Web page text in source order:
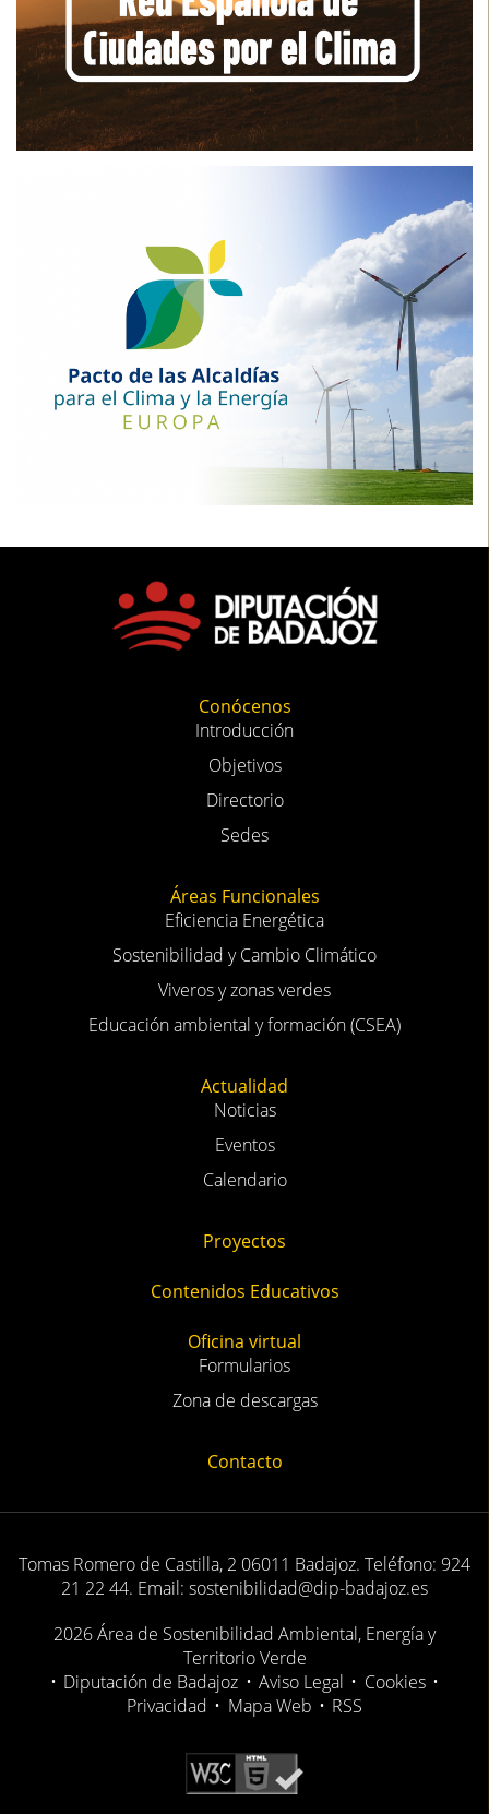
Conócenos
Introducción
Objetivos
Directorio
Sedes
Áreas Funcionales
Eficiencia Energética
Sostenibilidad y Cambio Climático
Viveros y zonas verdes
Educación ambiental y formación (CSEA)
Actualidad
Noticias
Eventos
Calendario
Proyectos
Contenidos Educativos
Oficina virtual
Formularios
Zona de descargas
Contacto
Tomas Romero de Castilla, 2 06011 Badajoz. Teléfono: 924
21 22 44. Email: sostenibilidad@dip-badajoz.es
2026 Área de Sostenibilidad Ambiental, Energía y
Territorio Verde
• Diputación de Badajoz • Aviso Legal • Cookies •
Privacidad • Mapa Web • RSS